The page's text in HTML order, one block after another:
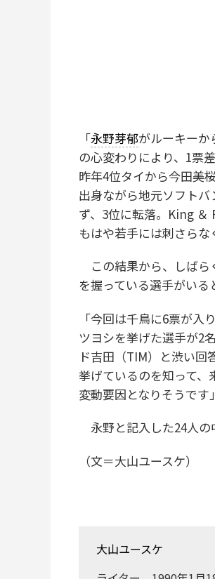
「永野芽郁がルーキーか
の心変わりにより、1票
昨年4位タイから今田美
出身ながら地元ソフト
ず、3位に転落。King
もはや若手には刺さら
この結果から、しばら
を握っている選手がいる
「今回は千鳥に6票が入
ツヨシを挙げた選手が2
ド吉田（TIM）と渋い回
挙げているのを知って
変動要因となりそうです」
永野と記入した24人の
（文＝大山ユースケ）
大山ユースケ